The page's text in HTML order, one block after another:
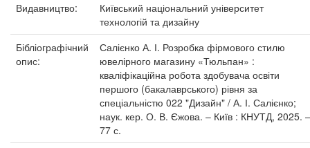
Видавництво:
Київський національний університет
технологій та дизайну
Бібліографічний
опис:
Салієнко А. І. Розробка фірмового стилю
ювелірного магазину «Тюльпан» :
кваліфікаційна робота здобувача освіти
першого (бакалаврського) рівня за
спеціальністю 022 "Дизайн" / А. І. Салієнко;
наук. кер. О. В. Єжова. – Київ : КНУТД, 2025. –
77 с.